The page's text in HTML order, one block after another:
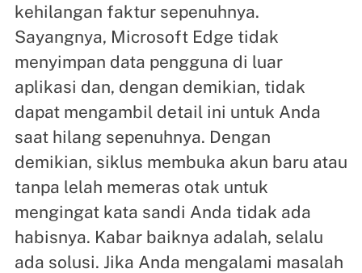
kehilangan faktur sepenuhnya.
Sayangnya, Microsoft Edge tidak
menyimpan data pengguna di luar
aplikasi dan, dengan demikian, tidak
dapat mengambil detail ini untuk Anda
saat hilang sepenuhnya. Dengan
demikian, siklus membuka akun baru atau
tanpa lelah memeras otak untuk
mengingat kata sandi Anda tidak ada
habisnya. Kabar baiknya adalah, selalu
ada solusi. Jika Anda mengalami masalah